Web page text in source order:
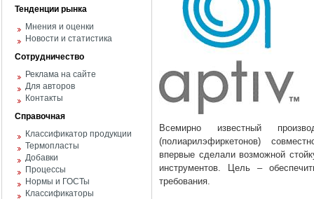
Тенденции рынка
Мнения и оценки
Новости и статистика
Сотрудничество
Реклама на сайте
Для авторов
Контакты
Справочная
Классификатор продукции
Термопласты
Добавки
Процессы
Нормы и ГОСТы
Классификаторы
Всемирно известный
(полиарилэфиркетонов)
впервые сделали возможной
инструментов. Цель –
требования.